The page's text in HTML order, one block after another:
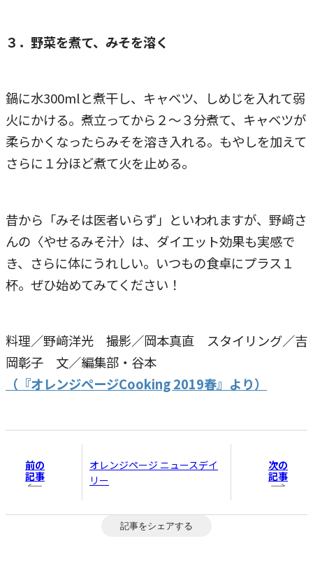
３．野菜を煮て、みそを溶く
鍋に水300mlと煮干し、キャベツ、しめじを入れて弱
火にかける。煮立ってから２～３分煮て、キャベツが
柔らかくなったらみそを溶き入れる。もやしを加えて
さらに１分ほど煮て火を止める。
昔から「みそは医者いらず」といわれますが、野﨑さ
んの〈やせるみそ汁〉は、ダイエット効果も実感で
き、さらに体にうれしい。いつもの食卓にプラス１
杯。ぜひ始めてみてください！
料理／野﨑洋光 撮影／岡本真直 スタイリング／吉
岡彰子 文／編集部・谷本
（『オレンジページCooking 2019春』より）
前の
記事
オレンジページ ニュースデイ
リー
次の
記事
記事をシェアする